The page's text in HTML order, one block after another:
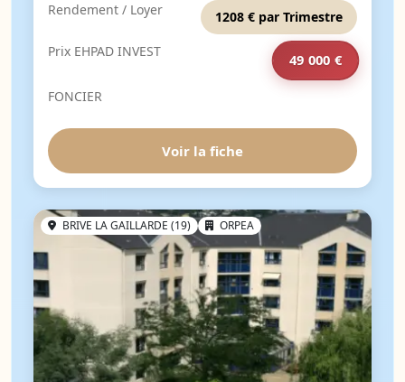
Rendement / Loyer
1208 € par Trimestre
Prix EHPAD INVEST
49 000 €
FONCIER
Voir la fiche
BRIVE LA GAILLARDE (19) ORPEA